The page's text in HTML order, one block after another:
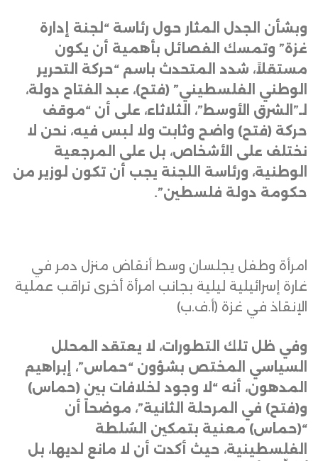
وبشأن الجدل المثار حول رئاسة “لجنة إدارة
غزة” وتمسك الفصائل بأهمية أن يكون
مستقلاً، شدد المتحدث باسم “حركة التحرير
الوطني الفلسطيني” (فتح)، عبد الفتاح دولة،
لـ”الشرق الأوسط”، الثلاثاء، على أن “موقف
حركة (فتح) واضح وثابت ولا لبس فيه، نحن لا
نختلف على الأشخاص، بل على المرجعية
الوطنية، ورئاسة اللجنة يجب أن تكون لوزير من
حكومة دولة فلسطين”.
امرأة وطفل يجلسان وسط أنقاض منزل دمر في
غارة إسرائيلية ليلية بجانب امرأة أخرى تراقب عملية
الإنقاذ في غزة (أ.ف.ب)
وفي ظل تلك التطورات، لا يعتقد المحلل
السياسي المختص بشؤون “حماس”، إبراهيم
المدهون، أنه “لا وجود لخلافات بين (حماس)
و(فتح) في المرحلة الثانية”، موضحاً أن
“(حماس) معنية بتمكين السُلطة
الفلسطينية، حيث أكدت أن لا مانع لديها، بل